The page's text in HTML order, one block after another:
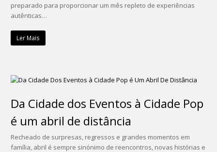
preparado para proporcionar um mês repleto de experiências
autênticas…
Ler Mais
Da Cidade dos Eventos à Cidade Pop
é um abril de distância
Recheado de surpresas, regressos e grandes momentos em
família, abril é sempre sinónimo de reencontros, novas histórias e